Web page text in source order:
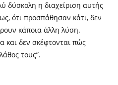
δύσκολη η διαχείριση αυτής
ότι προσπάθησαν κάτι, δεν
κάποια άλλη λύση.
και δεν σκέφτονται πώς
τους”.